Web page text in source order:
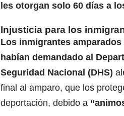
les otorgan solo 60 días a
Injusticia para los
Los inmigrantes amparados
habían demandado al
Seguridad Nacional (DHS)
final al amparo, que los
deportación, debido a